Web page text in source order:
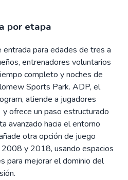
por etapa
para edades de tres a
entrenadores voluntarios
completo y noches de
Sports Park. ADP, el
atiende a jugadores
ofrece un paso estructurado
avanzado hacia el entorno
otra opción de juego
y 2018, usando espacios
para mejorar el dominio del